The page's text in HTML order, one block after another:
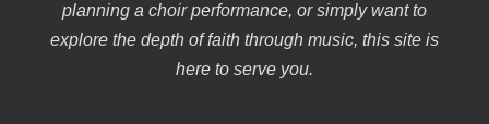
planning a choir performance, or simply want to
explore the depth of faith through music, this site is
here to serve you.